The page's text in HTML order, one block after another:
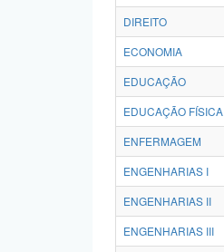
DIREITO
ECONOMIA
EDUCAÇÃO
EDUCAÇÃO FÍSICA
ENFERMAGEM
ENGENHARIAS I
ENGENHARIAS II
ENGENHARIAS III